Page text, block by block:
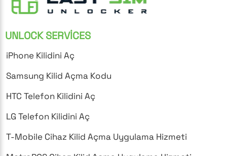
UNLOCK SERVICES
iPhone Kilidini Aç
Samsung Kilid Açma Kodu
HTC Telefon Kilidini Aç
LG Telefon Kilidini Aç
T-Mobile Cihaz Kilid Açma Uygulama Hizmeti